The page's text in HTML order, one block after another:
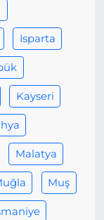
Isparta
Kayseri
Malatya
Muş